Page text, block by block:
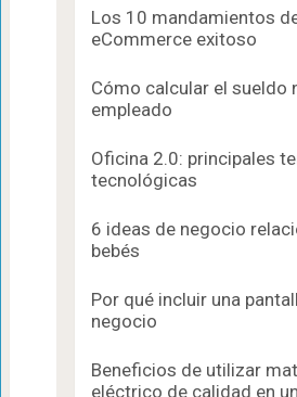
Los 10 mandamientos
eCommerce exitoso
Cómo calcular el sueldo
empleado
Oficina 2.0: principales
tecnológicas
6 ideas de negocio
bebés
Por qué incluir una
negocio
Beneficios de utilizar
eléctrico de calidad en